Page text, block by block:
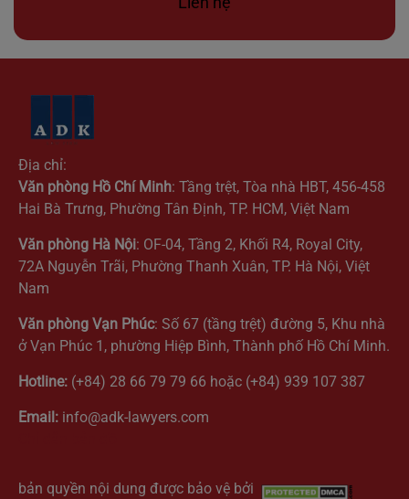
Địa chỉ:
Văn phòng Hồ Chí Minh: Tầng trệt, Tòa nhà HBT, 456-458
Hai Bà Trưng, Phường Tân Định, TP. HCM, Việt Nam
Văn phòng Hà Nội: OF-04, Tầng 2, Khối R4, Royal City,
72A Nguyễn Trãi, Phường Thanh Xuân, TP. Hà Nội, Việt
Nam
Văn phòng Vạn Phúc: Số 67 (tầng trệt) đường 5, Khu nhà
ở Vạn Phúc 1, phường Hiệp Bình, Thành phố Hồ Chí Minh.
Hotline: (+84) 28 66 79 79 66 hoặc (+84) 939 107 387
Email: info@adk-lawyers.com
bản quyền nội dung được bảo vệ bởi